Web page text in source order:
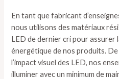
En tant que fabricant
nous utilisons des matériaux
LED de dernier cri pour assurer
énergétique de nos produits. De
l’impact visuel des LED, nos
illuminer avec un minimum de